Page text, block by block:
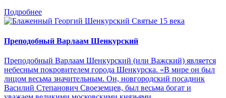
Подробнее
Святые 15 века
Преподобный Варлаам Шенкурский
Преподобный Варлаам Шенкурский (или Важский) является
небесным покровителем города Шенкурска. «В мире он был
лицом весьма значительным. Он, новгородский посадник
Василий Степанович Своеземцев, был весьма богат и